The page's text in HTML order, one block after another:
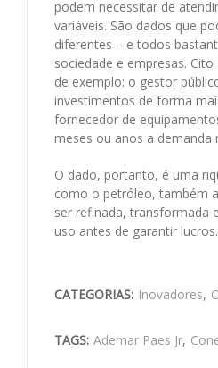
podem necessitar de
variáveis. São dados que
diferentes – e todos
sociedade e empresas.
de exemplo: o gestor
investimentos de forma
fornecedor de
meses ou anos a demanda
O dado, portanto, é uma
como o petróleo, também
ser refinada, transformada
uso antes de garantir lucros.
CATEGORIAS: Inovadores,
TAGS: Ademar Paes Jr,